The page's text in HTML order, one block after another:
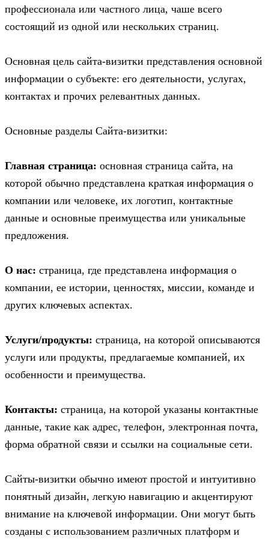
профессионала или частного лица, чаше всего
состоящий из одной или нескольких страниц.
Основная цель сайта-визитки представления основной
информации о субъекте: его деятельности, услугах,
контактах и прочих релевантных данных.
Основные разделы Сайта-визитки:
Главная страница: основная страница сайта, на
которой обычно представлена краткая информация о
компании или человеке, их логотип, контактные
данные и основные преимущества или уникальные
предложения.
О нас: страница, где представлена информация о
компании, ее истории, ценностях, миссии, команде и
других ключевых аспектах.
Услуги/продукты: страница, на которой описываются
услуги или продукты, предлагаемые компанией, их
особенности и преимущества.
Контакты: страница, на которой указаны контактные
данные, такие как адрес, телефон, электронная почта,
форма обратной связи и ссылки на социальные сети.
Сайты-визитки обычно имеют простой и интуитивно
понятный дизайн, легкую навигацию и акцентируют
внимание на ключевой информации. Они могут быть
созданы с использованием различных платформ и